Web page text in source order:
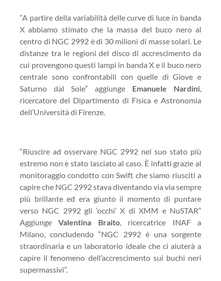
“A partire della variabilità delle curve di luce in banda
X abbiamo stimato che la massa del buco nero al
centro di NGC 2992 è di 30 milioni di masse solari. Le
distanze tra le regioni del disco di accrescimento da
cui provengono questi lampi in banda X e il buco nero
centrale sono confrontabili con quelle di Giove e
Saturno dal Sole” aggiunge Emanuele Nardini,
ricercatore del Dipartimento di Fisica e Astronomia
dell’Università di Firenze.
“Riuscire ad osservare NGC 2992 nel suo stato più
estremo non è stato lasciato al caso. È infatti grazie al
monitoraggio condotto con Swift che siamo riusciti a
capire che NGC 2992 stava diventando via via sempre
più brillante ed era giunto il momento di puntare
verso NGC 2992 gli ‘occhi’ X di XMM e NuSTAR”
AggiungeValentina Braito, ricercatrice INAF a
Milano, concludendo “NGC 2992 è una sorgente
straordinaria e un laboratorio ideale che ci aiuterà a
capire il fenomeno dell’accrescimento sui buchi neri
supermassivi”.